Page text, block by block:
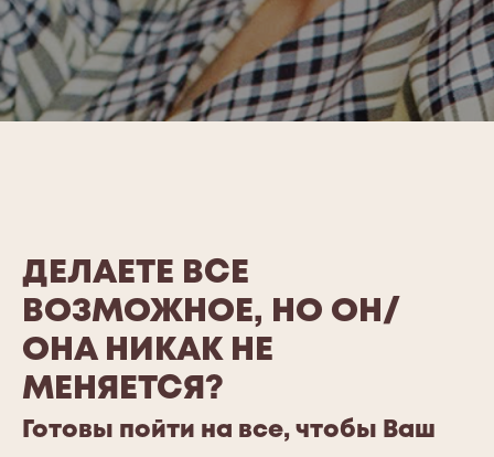
ДЕЛАЕТЕ ВСЕ
ВОЗМОЖНОЕ, НО ОН/
ОНА НИКАК НЕ
МЕНЯЕТСЯ?
Готовы пойти на все, чтобы Ваш